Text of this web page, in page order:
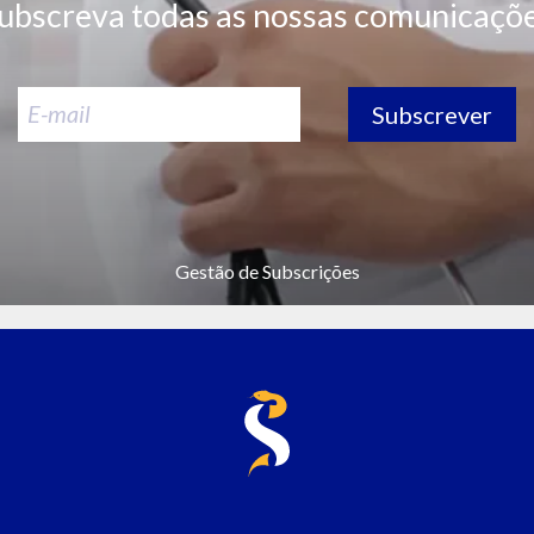
todas as nossas
Subscrever
Gestão de Subscrições